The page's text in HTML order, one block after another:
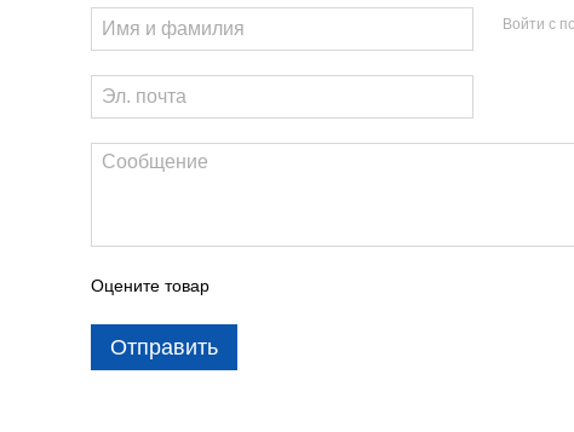
Войти с
Оцените товар
Отправить